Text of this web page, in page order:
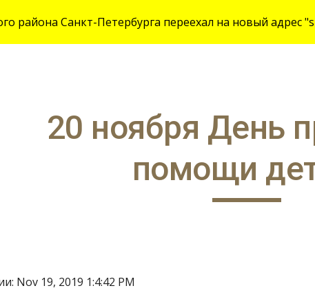
to main content Skip to
района Санкт-Петербурга переехал на новый адрес
20 ноября День
помощи
Nov 19, 2019 1:4:42 PM